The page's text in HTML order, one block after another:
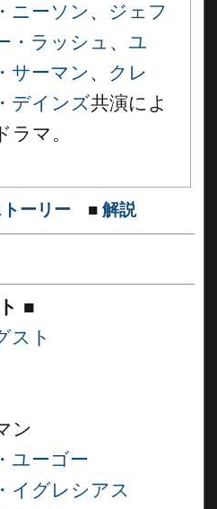
ニーソン 、 ジェフ
・ラッシュ 、 ユ
サーマン 、 クレ
デインズ共演によ
ラマ。
トーリー ■ 解説
■
スト
ン
ユーゴー
イグレシアス